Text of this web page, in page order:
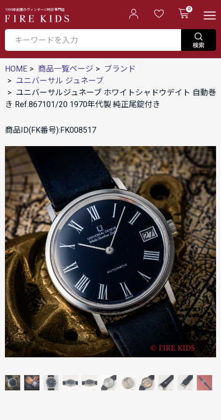
1995年創業のヴィンテージ時計専門店 0
HOME 商品一覧ページ
ブランド
ユニバーサル ジュネーブ
ユニバーサルジュネーブ ホワイトシャドウデイト 自動巻
き Ref.867101/20 1970年代製 純正尾錠付き
商品ID(FK番号):FK008517